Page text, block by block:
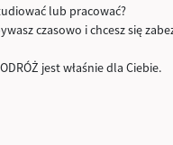
lub pracować?
czasowo i chcesz się
jest właśnie dla Ciebie.